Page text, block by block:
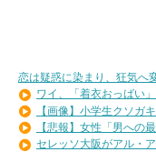
恋は疑惑に染まり、狂気へ
ワイ、「着衣おっばい
【画像】小学生クソガ
【悲報】女性「男への
セレッソ大阪がアル・